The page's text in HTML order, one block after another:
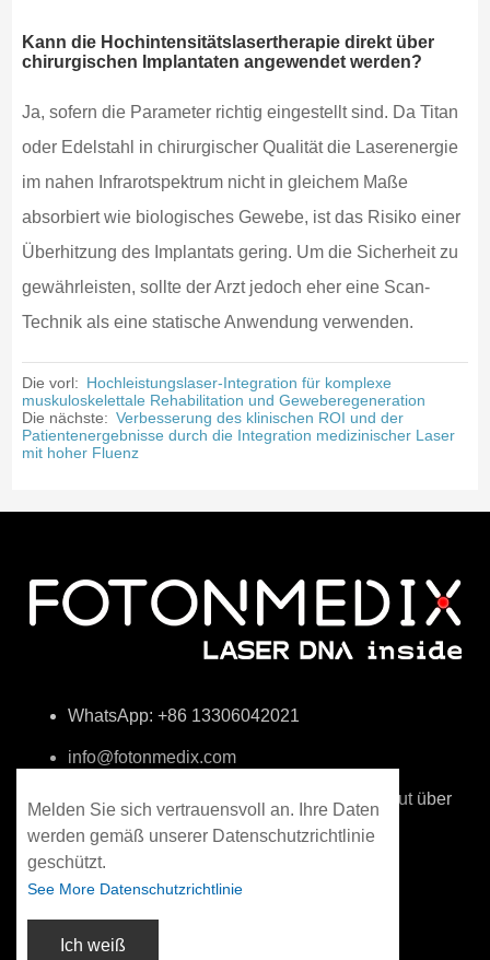
Kann die Hochintensitätslasertherapie direkt über
chirurgischen Implantaten angewendet werden?
Ja, sofern die Parameter richtig eingestellt sind. Da Titan
oder Edelstahl in chirurgischer Qualität die Laserenergie
im nahen Infrarotspektrum nicht in gleichem Maße
absorbiert wie biologisches Gewebe, ist das Risiko einer
Überhitzung des Implantats gering. Um die Sicherheit zu
gewährleisten, sollte der Arzt jedoch eher eine Scan-
Technik als eine statische Anwendung verwenden.
Die vorl: Hochleistungslaser-Integration für komplexe
muskuloskelettale Rehabilitation und Geweberegeneration
Die nächste: Verbesserung des klinischen ROI und der
Patientenergebnisse durch die Integration medizinischer Laser
mit hoher Fluenz
WhatsApp: +86 13306042021
info@fotonmedix.com
4F, Gebäude C, Tsinghua-Forschungsinstitut über
Melden Sie sich vertrauensvoll an. Ihre Daten
werden gemäß unserer Datenschutzrichtlinie
geschützt.
See More Datenschutzrichtlinie
Ich weiß